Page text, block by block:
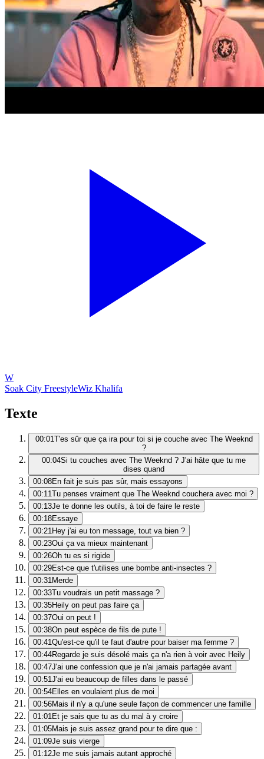
W
Soak City FreestyleWiz Khalifa
Texte
00:01T'es sûr que ça ira pour toi si je couche avec The Weeknd
?
00:04Si tu couches avec The Weeknd ? J'ai hâte que tu me
dises quand
00:08En fait je suis pas sûr, mais essayons
00:11Tu penses vraiment que The Weeknd couchera avec moi ?
00:13Je te donne les outils, à toi de faire le reste
00:18Essaye
00:21Hey j'ai eu ton message, tout va bien ?
00:23Oui ça va mieux maintenant
00:26Oh tu es si rigide
00:29Est-ce que t'utilises une bombe anti-insectes ?
00:31Merde
00:33Tu voudrais un petit massage ?
00:35Heily on peut pas faire ça
00:37Oui on peut !
00:38On peut espèce de fils de pute !
00:41Qu'est-ce qu'il te faut d'autre pour baiser ma femme ?
00:44Regarde je suis désolé mais ça n'a rien à voir avec Heily
00:47J'ai une confession que je n'ai jamais partagée avant
00:51J'ai eu beaucoup de filles dans le passé
00:54Elles en voulaient plus de moi
00:56Mais il n'y a qu'une seule façon de commencer une famille
01:01Et je sais que tu as du mal à y croire
01:05Mais je suis assez grand pour te dire que :
01:09Je suis vierge
01:12Je me suis jamais autant approché